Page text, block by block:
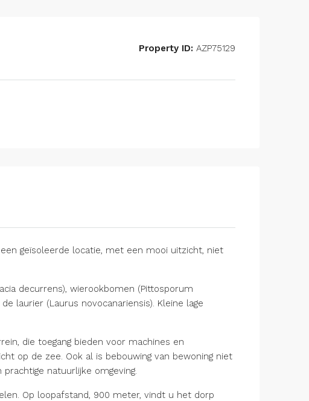
Property ID: AZP75129
geïsoleerde locatie, met een mooi uitzicht, niet
decurrens), wierookbomen (Pittosporum
laurier (Laurus novocanariensis). Kleine lage
die toegang bieden voor machines en
op de zee. Ook al is bebouwing van bewoning niet
natuurlijke omgeving.
Op loopafstand, 900 meter, vindt u het dorp